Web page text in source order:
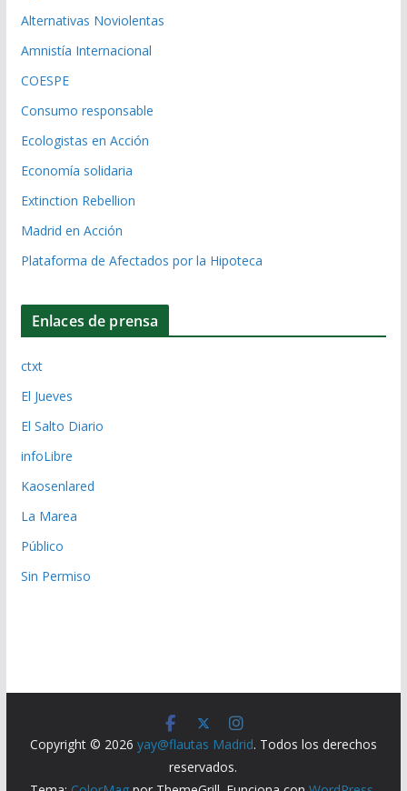
Alternativas Noviolentas
Amnistía Internacional
COESPE
Consumo responsable
Ecologistas en Acción
Economía solidaria
Extinction Rebellion
Madrid en Acción
Plataforma de Afectados por la Hipoteca
Enlaces de prensa
ctxt
El Jueves
El Salto Diario
infoLibre
Kaosenlared
La Marea
Público
Sin Permiso
Copyright © 2026 yay@flautas Madrid. Todos los derechos
reservados.